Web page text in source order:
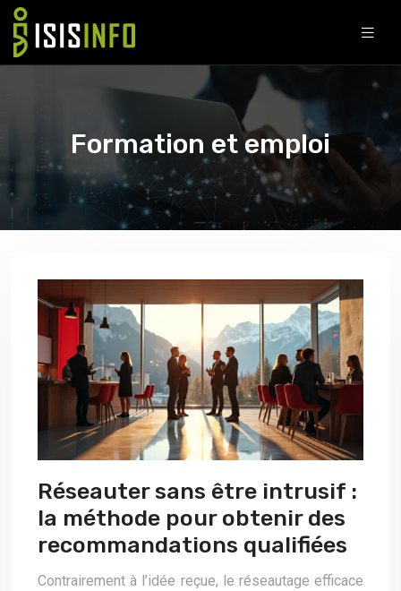
Formation et emploi
Réseauter sans être intrusif :
la méthode pour obtenir des
recommandations qualifiées
Contrairement à l’idée reçue, le réseautage efficace